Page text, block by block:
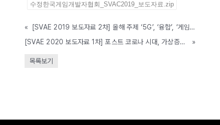
수정한국게임개발자협회_SVAC2019_보도자료.zip
«
[SVAE 2019 보도자료 2차] 올해 주제 ‘5G’, ‘융합’, ‘게임’ ‘Seoul VR•AR Conference(서울 가상•증강현실 컨퍼런스)’
[SVAE 2020 보도자료 1차] 포스트 코로나 시대, 가상증강현실 새로운 전기 맞이하나...
»
목록보기